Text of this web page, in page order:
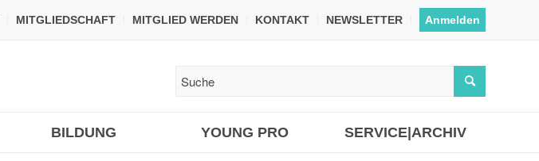
MITGLIEDSCHAFT MITGLIED WERDEN KONTAKT NEWSLETTER Anmelden
BILDUNG YOUNG PRO SERVICE|ARCHIV